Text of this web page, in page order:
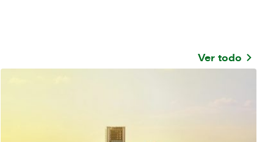
Ver todo